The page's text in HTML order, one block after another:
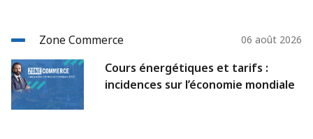
Zone Commerce 06 août 2026
Cours énergétiques et tarifs :
incidences sur l’économie mondiale